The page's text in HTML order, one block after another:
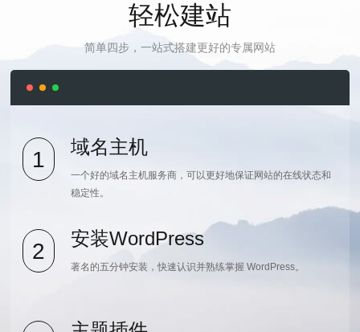
轻松建站
简单四步，一站式搭建更好的专属网站
1
域名主机
一个好的域名主机服务商，可以更好地保证网站的在线状态和
稳定性。
2
安装WordPress
著名的五分钟安装，快速认识并熟练掌握 WordPress。